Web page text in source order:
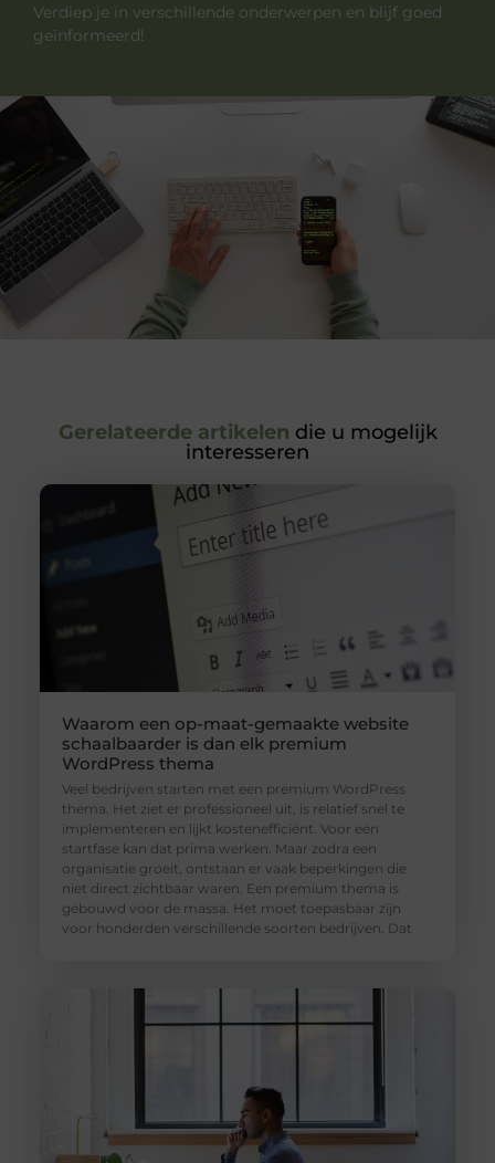
Verdiep je in verschillende onderwerpen en blijf goed
geïnformeerd!
Gerelateerde artikelen die u mogelijk
interesseren
Waarom een op-maat-gemaakte website
schaalbaarder is dan elk premium
WordPress thema
Veel bedrijven starten met een premium WordPress
thema. Het ziet er professioneel uit, is relatief snel te
implementeren en lijkt kostenefficiënt. Voor een
startfase kan dat prima werken. Maar zodra een
organisatie groeit, ontstaan er vaak beperkingen die
niet direct zichtbaar waren. Een premium thema is
gebouwd voor de massa. Het moet toepasbaar zijn
voor honderden verschillende soorten bedrijven. Dat